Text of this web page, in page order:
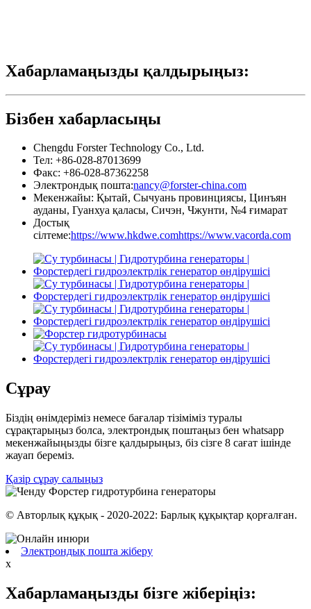
Хабарламаңызды қалдырыңыз:
Бізбен хабарласыңы
Chengdu Forster Technology Co., Ltd.
Тел: +86-028-87013699
Факс: +86-028-87362258
Электрондық пошта:nancy@forster-china.com
Мекенжайы: Қытай, Сычуань провинциясы, Цинъян
ауданы, Гуанхуа қаласы, Сичэн, Чжунти, №4 ғимарат
Достық
сілтеме:https://www.hkdwe.comhttps://www.vacorda.com
Сұрау
Біздің өнімдеріміз немесе бағалар тізіміміз туралы
сұрақтарыңыз болса, электрондық поштаңыз бен whatsapp
мекенжайыңызды бізге қалдырыңыз, біз сізге 8 сағат ішінде
жауап береміз.
Қазір сұрау салыңыз
© Авторлық құқық - 2020-2022: Барлық құқықтар қорғалған.
Электрондық пошта жіберу
x
Хабарламаңызды бізге жіберіңіз: